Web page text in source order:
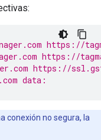
https://
https://
https://
data:
conexión no segura, la